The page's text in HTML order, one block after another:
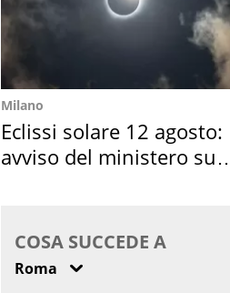
Milano
Eclissi solare 12 agosto:
avviso del ministero su